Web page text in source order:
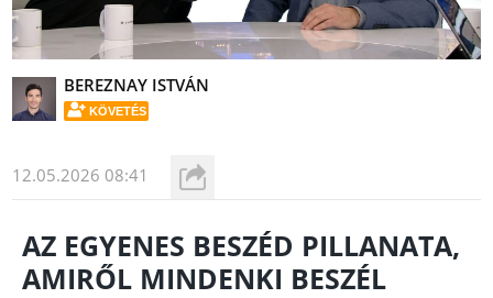
BEREZNAY ISTVÁN
KÖVETÉS
12.05.2026 08:41
AZ EGYENES BESZÉD PILLANATA,
AMIRŐL MINDENKI BESZÉL